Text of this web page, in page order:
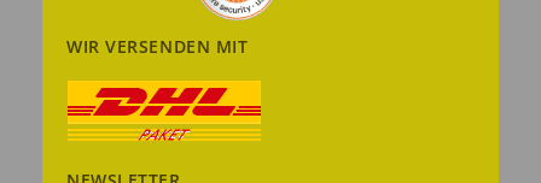
WIR VERSENDEN MIT